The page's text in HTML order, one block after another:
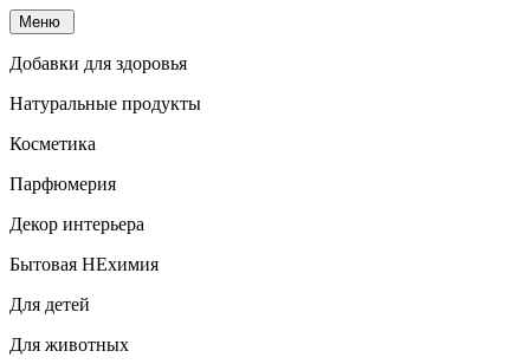
Меню
Добавки для здоровья
Натуральные продукты
Косметика
Парфюмерия
Декор интерьера
Бытовая НЕхимия
Для детей
Для животных